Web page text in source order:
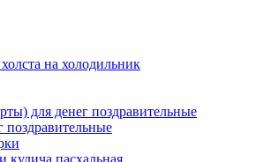
на холодильник
для денег поздравительные
поздравительные
кулича пасхальная